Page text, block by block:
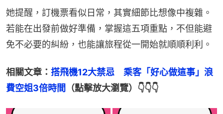
她提醒，訂機票看似日常，其實細節比想像中複雜。
若能在出發前做好準備，掌握這五項重點，不但能避
免不必要的糾紛，也能讓旅程從一開始就順順利利。
相關文章： 搭飛機12大禁忌　乘客「好心做這事」浪
費空姐3倍時間 （點擊放大瀏覽）👇👇👇